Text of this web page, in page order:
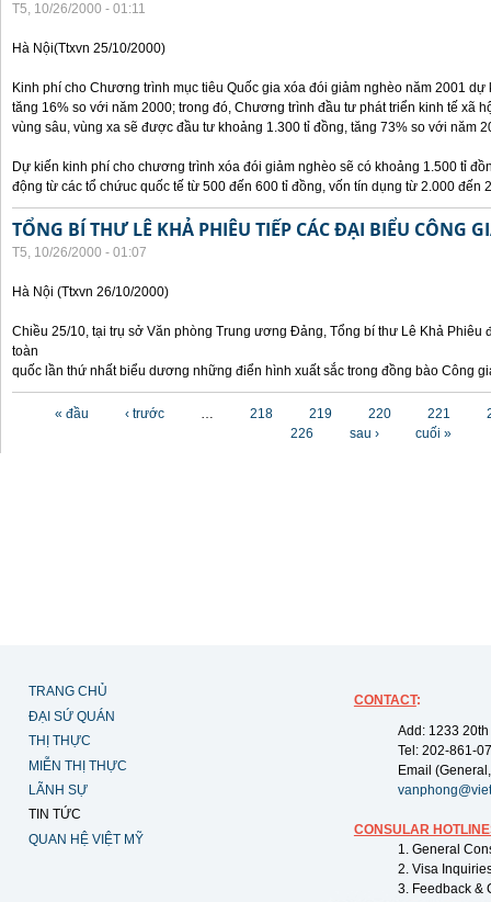
T5, 10/26/2000 - 01:11
Hà Nội(Ttxvn 25/10/2000)
Kinh phí cho Chương trình mục tiêu Quốc gia xóa đói giảm nghèo năm 2001
tăng 16% so với năm 2000; trong đó, Chương trình đầu tư phát triển kinh tế xã
vùng sâu, vùng xa sẽ được đầu tư khoảng 1.300 tỉ đồng, tăng 73% so với năm
Dự kiến kinh phí cho chương trình xóa đói giảm nghèo sẽ có khoảng 1.500 tỉ
động từ các tổ chứuc quốc tế từ 500 đến 600 tỉ đồng, vốn tín dụng từ 2.000 đến
TỔNG BÍ THƯ LÊ KHẢ PHIÊU TIẾP CÁC ĐẠI BIỂU CÔNG
T5, 10/26/2000 - 01:07
Hà Nội (Ttxvn 26/10/2000)
Chiều 25/10, tại trụ sở Văn phòng Trung ương Đảng, Tổng bí thư Lê Khả Phiêu
toàn
quốc lần thứ nhất biểu dương những điển hình xuất sắc trong đồng bào Công
« đầu ‹ trước … 218 219 220 221
226
sau › cuối »
TRANG CHỦ
ĐẠI SỨ QUÁN
THỊ THỰC
MIỄN THỊ THỰC
LÃNH SỰ
TIN TỨC
QUAN HỆ VIỆT MỸ
CONTACT:
Add: 1233
Tel: 202-861-
Email
CONSULAR
1. General
2. Visa
3. Feedback &